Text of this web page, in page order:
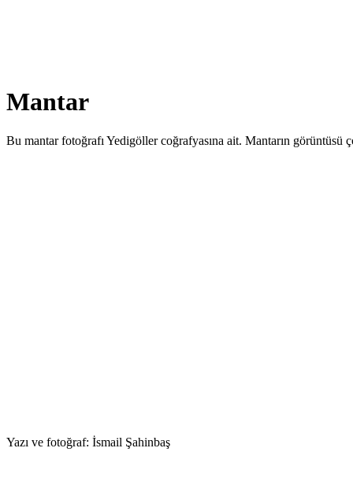
Mantar
Bu mantar fotoğrafı Yedigöller coğrafyasına ait. Mantarın
Yazı ve fotoğraf: İsmail Şahinbaş